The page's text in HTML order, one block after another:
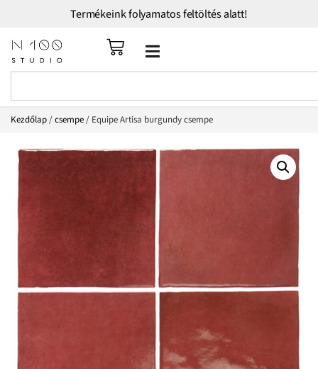
Termékeink folyamatos feltöltés alatt!
Kezdőlap/csempe/ Equipe Artisa burgundy csempe